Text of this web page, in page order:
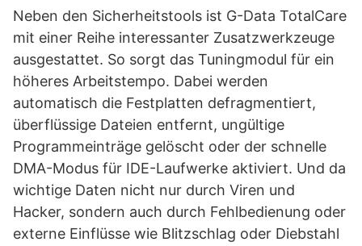
Neben den Sicherheitstools ist G-Data TotalCare
mit einer Reihe interessanter Zusatzwerkzeuge
ausgestattet. So sorgt das Tuningmodul für ein
höheres Arbeitstempo. Dabei werden
automatisch die Festplatten defragmentiert,
überflüssige Dateien entfernt, ungültige
Programmeinträge gelöscht oder der schnelle
DMA-Modus für IDE-Laufwerke aktiviert. Und da
wichtige Daten nicht nur durch Viren und
Hacker, sondern auch durch Fehlbedienung oder
externe Einflüsse wie Blitzschlag oder Diebstahl